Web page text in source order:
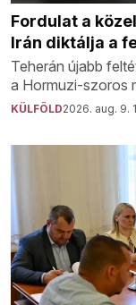
Fordulat a
Irán diktálja a
Teherán újabb
a Hormuzi-szoros
KÜLFÖLD2026. aug. 9.